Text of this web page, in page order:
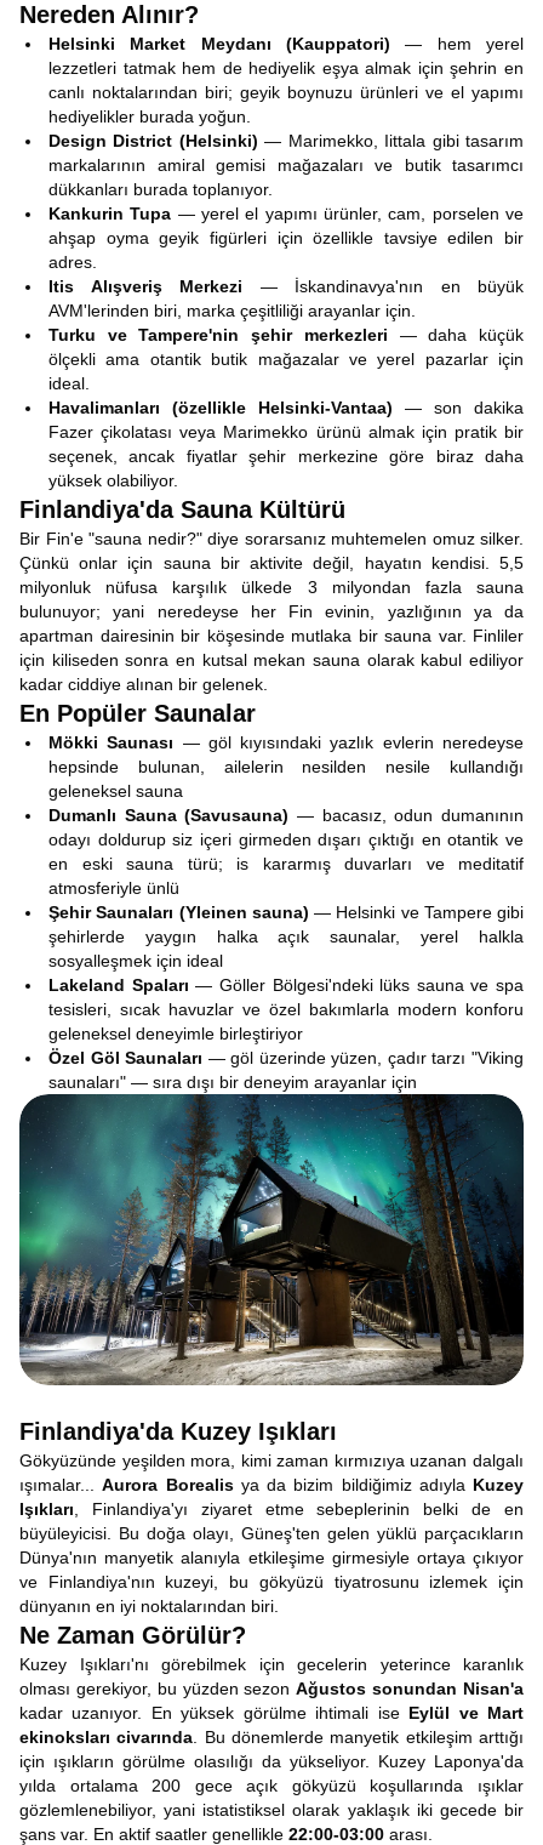
Nereden Alınır?
Helsinki Market Meydanı (Kauppatori) — hem yerel
lezzetleri tatmak hem de hediyelik eşya almak için şehrin en
canlı noktalarından biri; geyik boynuzu ürünleri ve el yapımı
hediyelikler burada yoğun.
Design District (Helsinki) — Marimekko, Iittala gibi tasarım
markalarının amiral gemisi mağazaları ve butik tasarımcı
dükkanları burada toplanıyor.
Kankurin Tupa — yerel el yapımı ürünler, cam, porselen ve
ahşap oyma geyik figürleri için özellikle tavsiye edilen bir
adres.
Itis Alışveriş Merkezi — İskandinavya'nın en büyük
AVM'lerinden biri, marka çeşitliliği arayanlar için.
Turku ve Tampere'nin şehir merkezleri — daha küçük
ölçekli ama otantik butik mağazalar ve yerel pazarlar için
ideal.
Havalimanları (özellikle Helsinki-Vantaa) — son dakika
Fazer çikolatası veya Marimekko ürünü almak için pratik bir
seçenek, ancak fiyatlar şehir merkezine göre biraz daha
yüksek olabiliyor.
Finlandiya'da Sauna Kültürü
Bir Fin'e "sauna nedir?" diye sorarsanız muhtemelen omuz silker.
Çünkü onlar için sauna bir aktivite değil, hayatın kendisi. 5,5
milyonluk nüfusa karşılık ülkede 3 milyondan fazla sauna
bulunuyor; yani neredeyse her Fin evinin, yazlığının ya da
apartman dairesinin bir köşesinde mutlaka bir sauna var. Finliler
için kiliseden sonra en kutsal mekan sauna olarak kabul ediliyor
kadar ciddiye alınan bir gelenek.
En Popüler Saunalar
Mökki Saunası — göl kıyısındaki yazlık evlerin neredeyse
hepsinde bulunan, ailelerin nesilden nesile kullandığı
geleneksel sauna
Dumanlı Sauna (Savusauna) — bacasız, odun dumanının
odayı doldurup siz içeri girmeden dışarı çıktığı en otantik ve
en eski sauna türü; is kararmış duvarları ve meditatif
atmosferiyle ünlü
Şehir Saunaları (Yleinen sauna) — Helsinki ve Tampere gibi
şehirlerde yaygın halka açık saunalar, yerel halkla
sosyalleşmek için ideal
Lakeland Spaları — Göller Bölgesi'ndeki lüks sauna ve spa
tesisleri, sıcak havuzlar ve özel bakımlarla modern konforu
geleneksel deneyimle birleştiriyor
Özel Göl Saunaları — göl üzerinde yüzen, çadır tarzı "Viking
saunaları" — sıra dışı bir deneyim arayanlar için
Finlandiya'da Kuzey Işıkları
Gökyüzünde yeşilden mora, kimi zaman kırmızıya uzanan dalgalı
ışımalar...Aurora Borealisya da bizim bildiğimiz adıyla Kuzey
Işıkları , Finlandiya'yı ziyaret etme sebeplerinin belki de en
büyüleyicisi. Bu doğa olayı, Güneş'ten gelen yüklü parçacıkların
Dünya'nın manyetik alanıyla etkileşime girmesiyle ortaya çıkıyor
ve Finlandiya'nın kuzeyi, bu gökyüzü tiyatrosunu izlemek için
dünyanın en iyi noktalarından biri.
Ne Zaman Görülür?
Kuzey Işıkları'nı görebilmek için gecelerin yeterince karanlık
olması gerekiyor, bu yüzden sezonAğustos sonundan Nisan'a
kadar uzanıyor. En yüksek görülme ihtimali ise Eylül ve Mart
ekinoksları civarında . Bu dönemlerde manyetik etkileşim arttığı
için ışıkların görülme olasılığı da yükseliyor. Kuzey Laponya'da
yılda ortalama 200 gece açık gökyüzü koşullarında ışıklar
gözlemlenebiliyor, yani istatistiksel olarak yaklaşık iki gecede bir
şans var. En aktif saatler genellikle 22:00-03:00 arası.